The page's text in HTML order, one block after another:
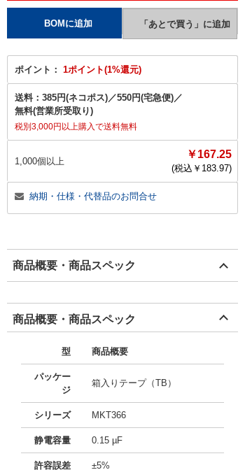
ポイント： 1ポイント(1%還元)
送料： 385円(ネコポス)／550円(宅急便)／
無料(営業所受取り)
税別3,000円以上購入で送料無料
1,000個以上
￥167.25
(税込￥ 183.97)
納期・仕様・代替品のお問合せ
商品概要・商品スペック
商品概要・商品スペック
型 商品概要
パッケー
ジ
箱入りテープ（TB）
シリーズ MKT366
静電容量 0.15 µF
許容誤差 ±5%